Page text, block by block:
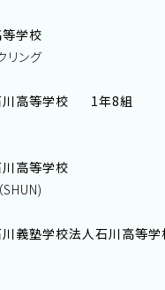
学校
リング
高等学校
1年8組
高等学校
SHUN)
義塾学校法人石川高等学